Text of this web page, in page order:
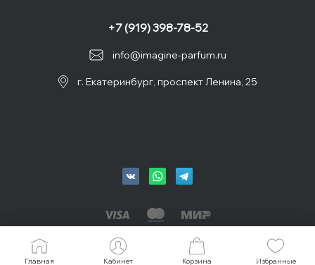
Главная Кабинет Корзина Избранные
Главная Кабинет Корзина Избранные
info@imagine-parfum.ru
+7 (919) 398-78-52
г. Екатеринбург, проспект Ленина, 25
© 2026 IMAGINE, Все права защищены